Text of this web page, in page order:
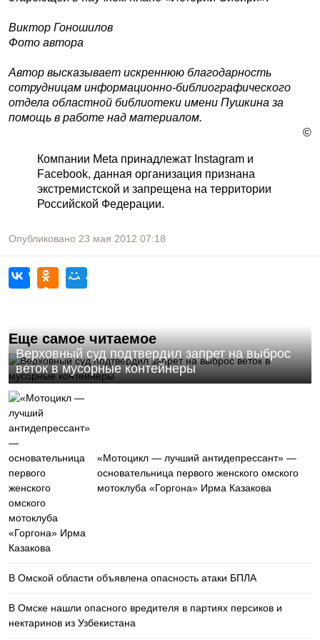
Виктор Гоношилов
Фото автора
Автор высказывает искреннюю благодарность
сотрудницам информационно-библиографического
отдела областной библиотеки имени Пушкина за
помощь в работе над материалом.
©
Компании Meta принадлежат Instagram и
Facebook, данная организация признана
экстремистской и запрещена на территории
Российской Федерации.
Опубликовано 23 мая 2012 07:18
Еще самое читаемое
Верховный суд подтвердил запрет на выброс
веток в мусорные контейнеры
«Мотоцикл — лучший антидепрессант» —
основательница первого женского омского
мотоклуба «Горгона» Ирма Казакова
В Омской области объявлена опасность атаки БПЛА
В Омске нашли опасного вредителя в партиях персиков и
нектаринов из Узбекистана